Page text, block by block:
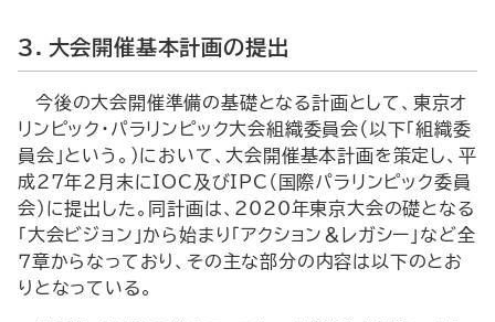
３．大会開催基本計画の提出
今後の大会開催準備の基礎となる計画として、東京オ
リンピック・パラリンピック大会組織委員会（以下「組織委
員会」という。）において、大会開催基本計画を策定し、平
成27年２月末にIOC及びIPC（国際パラリンピック委員
会）に提出した。同計画は、2020年東京大会の礎となる
「大会ビジョン」から始まり「アクション＆レガシー」など全
７章からなっており、その主な部分の内容は以下のとお
りとなっている。